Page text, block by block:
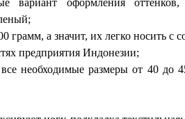
вариант оформления оттенков,
грамм, а значит, их легко носить с
предприятия Индонезии;
необходимые размеры от 40 до